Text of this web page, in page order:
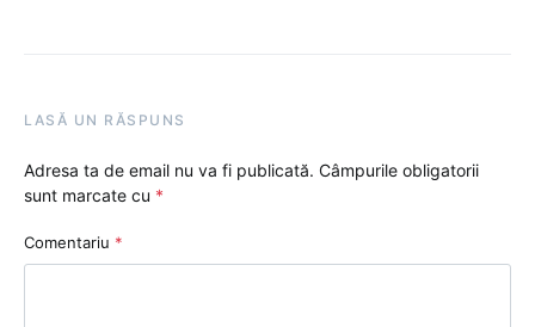
LASĂ UN RĂSPUNS
Adresa ta de email nu va fi publicată. Câmpurile obligatorii
sunt marcate cu *
Comentariu *